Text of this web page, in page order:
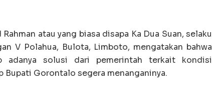
atau yang biasa disapa Ka Dua Suan, selaku
V Polahua, Bulota, Limboto, mengatakan bahwa
adanya solusi dari pemerintah terkait kondisi
Bupati Gorontalo segera menanganinya.